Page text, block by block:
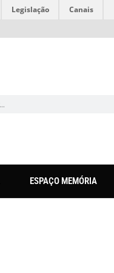
Legislação Canais
ESPAÇO MEMÓRIA